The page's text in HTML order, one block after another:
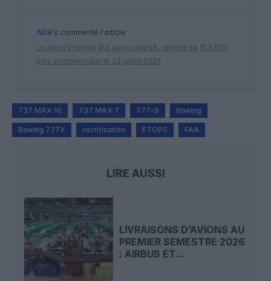
NDRa commenté l'article :
Le ciel n’a jamais été aussi chargé : record de 153 359
vols commerciaux le 23 juillet 2026
737 MAX 10 737 MAX 7 777-9 boeing
Boeing 777X certification ETOPS FAA
LIRE AUSSI
LIVRAISONS D’AVIONS AU
PREMIER SEMESTRE 2026
: AIRBUS ET...